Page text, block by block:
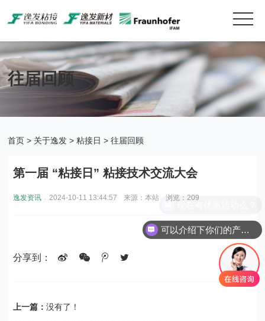
往届回顾
首页 > 关于逸发 >粘接日 >往届回顾
第一届 “粘接日” 粘接技术交流大会
逸发资讯 2024-10-11 13:44:57 来源：本站 浏览：209
分享到：
上一篇： 没有了！
可以介绍下你们的产品么？
现在有优惠活动么？